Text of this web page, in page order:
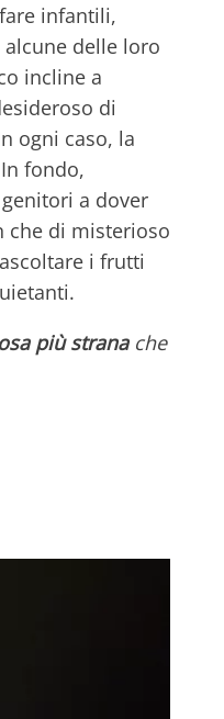
infantili,
delle loro
incline a
di
ogni caso, la
fondo,
a dover
che di misterioso
i frutti
più stranache